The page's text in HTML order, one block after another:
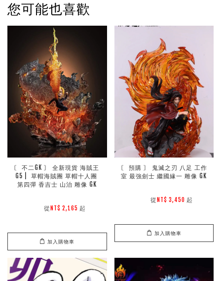
您可能也喜歡
〘 不二GK 〙 全新現貨 海賊王
G5 |  草帽海賊團 草帽十人團
第四彈 香吉士 山治 雕像 GK
        從
NT$ 2,165 起
加入購物車
〘 預購 〙 鬼滅之刃 八足 工作
室 最強劍士 繼國緣一 雕像 GK
        從
NT$ 3,450 起
加入購物車